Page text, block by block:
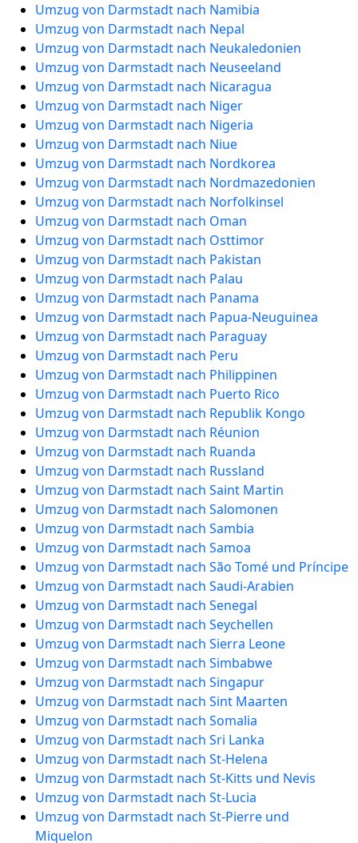
Umzug von Darmstadt nach Namibia
Umzug von Darmstadt nach Nepal
Umzug von Darmstadt nach Neukaledonien
Umzug von Darmstadt nach Neuseeland
Umzug von Darmstadt nach Nicaragua
Umzug von Darmstadt nach Niger
Umzug von Darmstadt nach Nigeria
Umzug von Darmstadt nach Niue
Umzug von Darmstadt nach Nordkorea
Umzug von Darmstadt nach Nordmazedonien
Umzug von Darmstadt nach Norfolkinsel
Umzug von Darmstadt nach Oman
Umzug von Darmstadt nach Osttimor
Umzug von Darmstadt nach Pakistan
Umzug von Darmstadt nach Palau
Umzug von Darmstadt nach Panama
Umzug von Darmstadt nach Papua-Neuguinea
Umzug von Darmstadt nach Paraguay
Umzug von Darmstadt nach Peru
Umzug von Darmstadt nach Philippinen
Umzug von Darmstadt nach Puerto Rico
Umzug von Darmstadt nach Republik Kongo
Umzug von Darmstadt nach Réunion
Umzug von Darmstadt nach Ruanda
Umzug von Darmstadt nach Russland
Umzug von Darmstadt nach Saint Martin
Umzug von Darmstadt nach Salomonen
Umzug von Darmstadt nach Sambia
Umzug von Darmstadt nach Samoa
Umzug von Darmstadt nach São Tomé und Príncipe
Umzug von Darmstadt nach Saudi-Arabien
Umzug von Darmstadt nach Senegal
Umzug von Darmstadt nach Seychellen
Umzug von Darmstadt nach Sierra Leone
Umzug von Darmstadt nach Simbabwe
Umzug von Darmstadt nach Singapur
Umzug von Darmstadt nach Sint Maarten
Umzug von Darmstadt nach Somalia
Umzug von Darmstadt nach Sri Lanka
Umzug von Darmstadt nach St-Helena
Umzug von Darmstadt nach St-Kitts und Nevis
Umzug von Darmstadt nach St-Lucia
Umzug von Darmstadt nach St-Pierre und
Miquelon